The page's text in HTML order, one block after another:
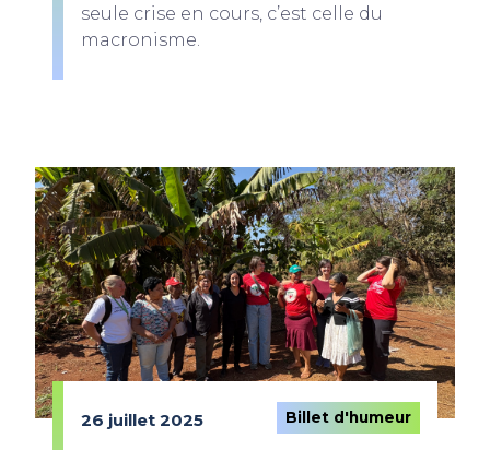
seule crise en cours, c’est celle du
macronisme.
26 juillet 2025 Billet d'humeur